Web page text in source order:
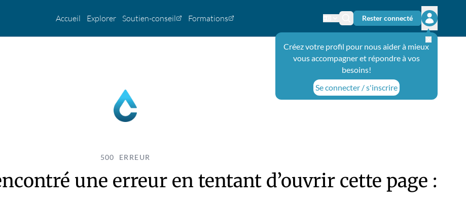
Accueil Explorer Soutien-conseil Formations Changer de langue
Icône de recherche
Rester connecté
Ouvrir le
Créez votre profil pour nous aider à mieux
vous accompagner et répondre à vos
besoins!
Se connecter / s'inscrire
500 ERREUR
une erreur en tentant d’ouvrir cette page :